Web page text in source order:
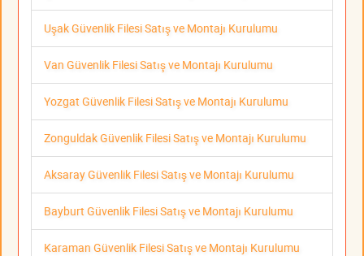
Uşak Güvenlik Filesi Satış ve Montajı Kurulumu
Van Güvenlik Filesi Satış ve Montajı Kurulumu
Yozgat Güvenlik Filesi Satış ve Montajı Kurulumu
Zonguldak Güvenlik Filesi Satış ve Montajı Kurulumu
Aksaray Güvenlik Filesi Satış ve Montajı Kurulumu
Bayburt Güvenlik Filesi Satış ve Montajı Kurulumu
Karaman Güvenlik Filesi Satış ve Montajı Kurulumu